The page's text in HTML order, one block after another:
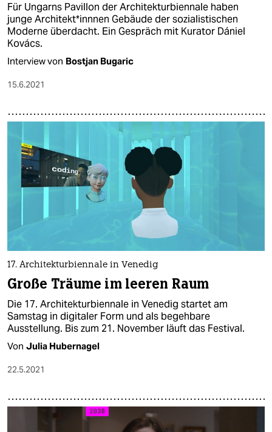
Für Ungarns Pavillon der Architekturbiennale haben
junge Ar­chi­tek­t*inn­nen Gebäude der sozialistischen
Moderne überdacht. Ein Gespräch mit Kurator Dániel
Kovács.
Interview von Bostjan Bugaric
15.6.2021
17. Architekturbiennale in Venedig
Große Träume im leeren Raum
Die 17. Architekturbiennale in Venedig startet am
Samstag in digitaler Form und als begehbare
Ausstellung. Bis zum 21. November läuft das Festival.
Von Julia Hubernagel
22.5.2021